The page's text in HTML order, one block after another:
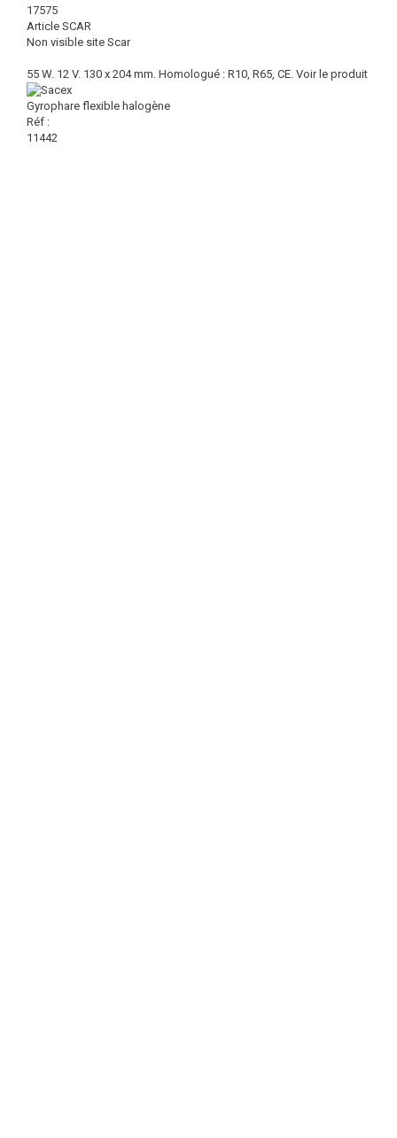
17575
Article SCAR
Non visible site Scar
55 W. 12 V. 130 x 204 mm. Homologué : R10, R65, CE. Voir le produit
Gyrophare flexible halogène
Réf :
11442